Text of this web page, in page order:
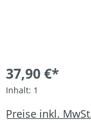
37,90 €*
Inhalt: 1
Preise inkl.